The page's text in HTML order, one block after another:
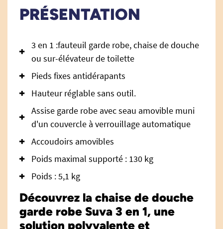
PRÉSENTATION
3 en 1 :fauteuil garde robe, chaise de douche
ou sur-élévateur de toilette
Pieds fixes antidérapants
Hauteur réglable sans outil.
Assise garde robe avec seau amovible muni
d'un couvercle à verrouillage automatique
Accoudoirs amovibles
Poids maximal supporté : 130 kg
Poids : 5,1 kg
Découvrez la chaise de douche
garde robe Suva 3 en 1, une
solution polyvalente et